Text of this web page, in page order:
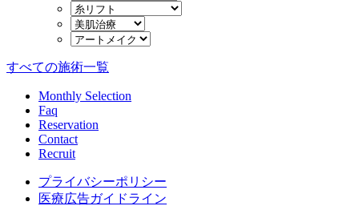
すべての施術一覧
Monthly Selection
Faq
Reservation
Contact
Recruit
プライバシーポリシー
医療広告ガイドライン